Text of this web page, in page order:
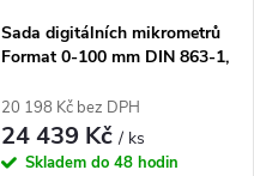
Sada digitálních mikrometrů
Format 0-100 mm DIN 863-1,
20 198 Kč bez DPH
24 439 Kč/ ks
Skladem do 48 hodin